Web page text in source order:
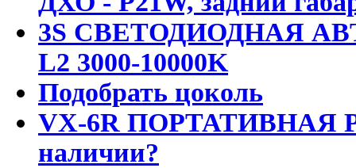
3S СВЕТОДИОДНАЯ
L2 3000-10000K
Подобрать цоколь
VX-6R ПОРТАТИВНАЯ
наличии?